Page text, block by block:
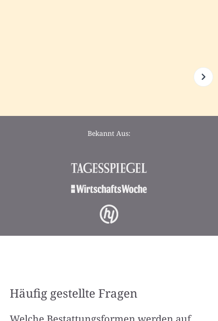
Bekannt Aus:
Häufig gestellte Fragen